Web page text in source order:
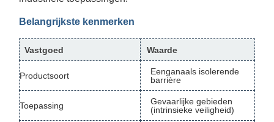
Belangrijkste kenmerken
Vastgoed Waarde
Productsoort
Eenganaals isolerende
barrière
Toepassing
Gevaarlijke gebieden
(intrinsieke veiligheid)